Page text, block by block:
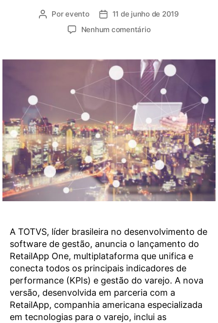
Porevento
11 de junho de 2019
Nenhum comentário
A TOTVS, líder brasileira no desenvolvimento de
software de gestão, anuncia o lançamento do
RetailApp One, multiplataforma que unifica e
conecta todos os principais indicadores de
performance (KPIs) e gestão do varejo. A nova
versão, desenvolvida em parceria com a
RetailApp, companhia americana especializada
em tecnologias para o varejo, inclui as